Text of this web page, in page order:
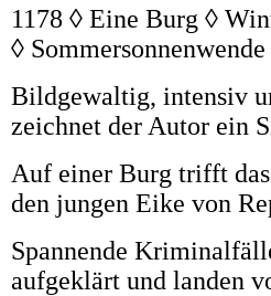
1178 ◊ Eine Burg ◊
◊ Sommersonnenwende
Bildgewaltig, intensiv
zeichnet der Autor ein
Auf einer Burg trifft
den jungen Eike von
Spannende
aufgeklärt und landen